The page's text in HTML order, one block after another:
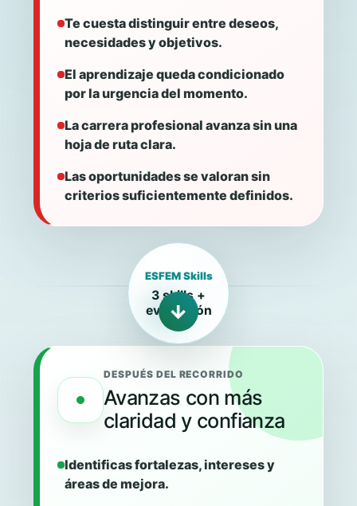
Te cuesta distinguir entre deseos,
necesidades y objetivos.
El aprendizaje queda condicionado
por la urgencia del momento.
La carrera profesional avanza sin una
hoja de ruta clara.
Las oportunidades se valoran sin
criterios suficientemente definidos.
ESFEM Skills
3 skills +
evaluación
→
DESPUÉS DEL RECORRIDO
Avanzas con más
claridad y confianza
Identificas fortalezas, intereses y
áreas de mejora.